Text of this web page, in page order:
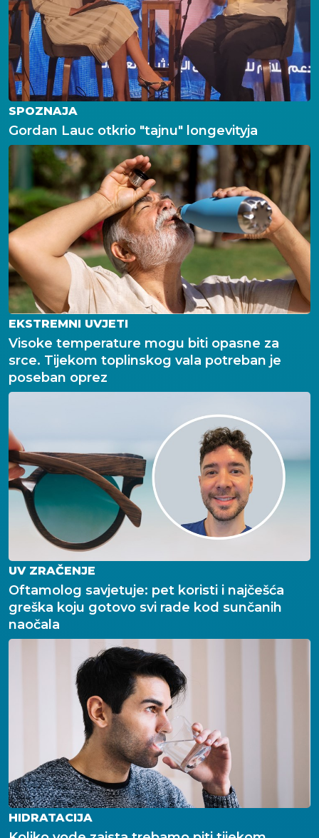
SPOZNAJA
Gordan Lauc otkrio "tajnu" longevityja
EKSTREMNI UVJETI
Visoke temperature mogu biti opasne za
srce. Tijekom toplinskog vala potreban je
poseban oprez
UV ZRAČENJE
Oftamolog savjetuje: pet koristi i najčešća
greška koju gotovo svi rade kod sunčanih
naočala
HIDRATACIJA